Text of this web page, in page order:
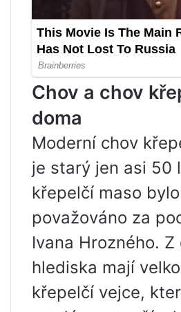
Chov a chov
doma
Moderní chov
je starý jen asi 50
křepelčí maso bylo
považováno za
Ivana Hrozného.
hlediska mají
křepelčí vejce,